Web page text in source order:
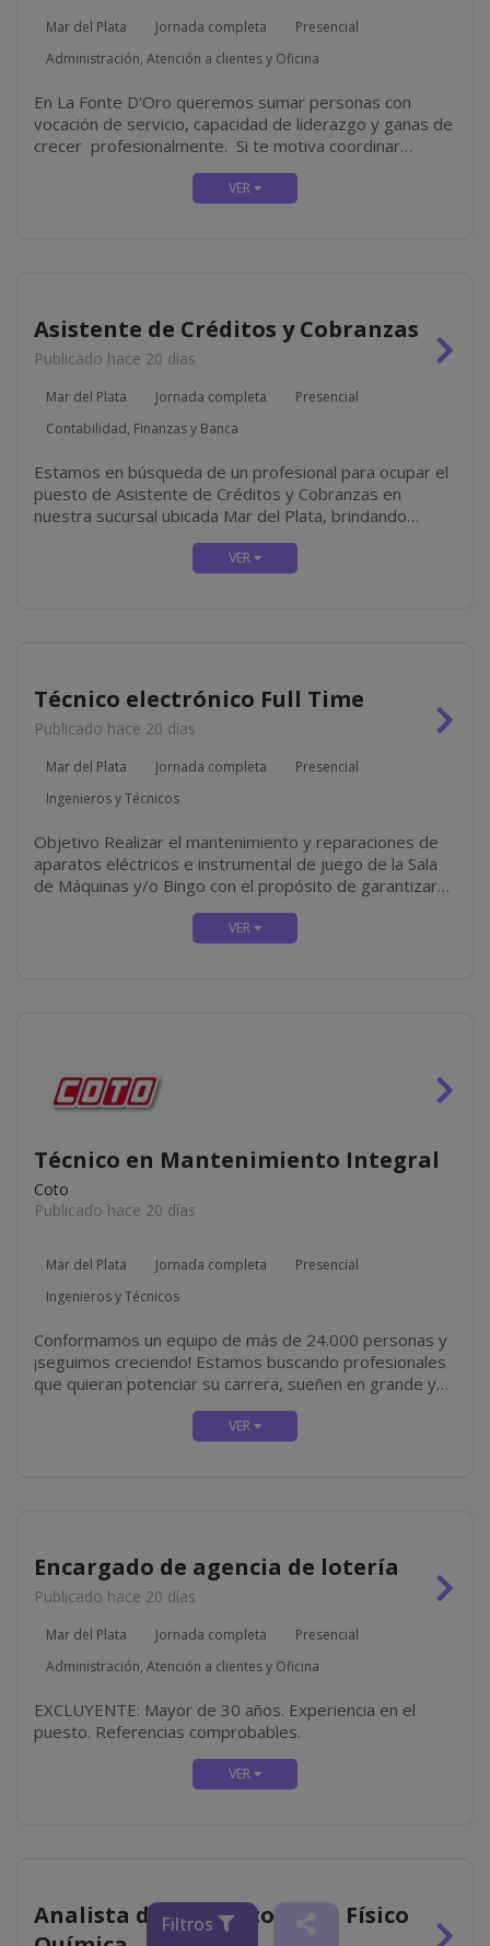
Filtros
Mar del Plata Jornada completa
Presencial
Administración, Atención a clientes y Oficina
En La Fonte D'Oro queremos sumar personas con
vocación de servicio, capacidad de liderazgo y ganas de
crecer profesionalmente. Si te motiva coordinar
equipos, asegurar una excelente experiencia para
nuestros clientes y liderar la operación diaria de una
Asistente de Créditos y Cobranzas
Publicado hace 20 días
Mar del Plata Jornada completa
Presencial
Contabilidad, Finanzas y Banca
Estamos en búsqueda de un profesional para ocupar el
puesto de Asistente de Créditos y Cobranzas en
nuestra sucursal ubicada Mar del Plata, brindando
soporte administrativo a la delegación, colaborando
principalmente con la gestión de créditos y cobranzas,...
Técnico electrónico Full Time
Publicado hace 20 días
Mar del Plata Jornada completa
Presencial
Ingenieros y Técnicos
Objetivo Realizar el mantenimiento y reparaciones de
aparatos eléctricos e instrumental de juego de la Sala
de Máquinas y/o Bingo con el propósito de garantizar
su correcto funcionamiento. Tareas Equipos Reparar y
realizar el mantenimiento de los equipos del...
Técnico en Mantenimiento Integral
Coto
Publicado hace 20 días
Mar del Plata Jornada completa
Presencial
Ingenieros y Técnicos
Conformamos un equipo de más de 24.000 personas y
¡seguimos creciendo! Estamos buscando profesionales
que quieran potenciar su carrera, sueñen en grande y
¡Tenemos una oportunidad para vos como TÉCNICO
Encargado de agencia de lotería
Publicado hace 20 días
Mar del Plata Jornada completa
Presencial
Administración, Atención a clientes y Oficina
EXCLUYENTE: Mayor de 30 años. Experiencia en el
puesto. Referencias comprobables.
Analista de Laboratorio de Físico